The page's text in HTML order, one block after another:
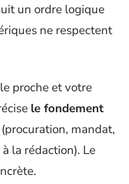
un ordre logique
ne respectent
proche et votre
le fondement
(procuration, mandat,
la rédaction). Le